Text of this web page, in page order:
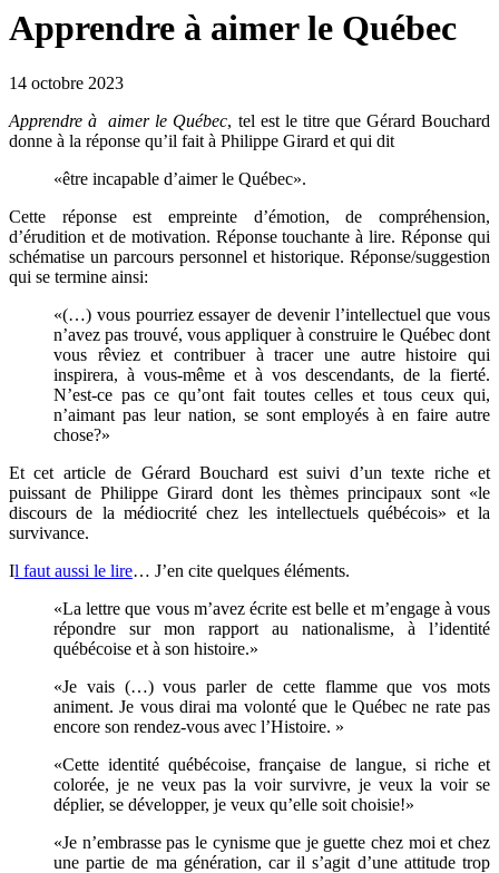
Apprendre à aimer le Québec
14 octobre 2023
Apprendre à aimer le Québec, tel est le titre que Gérard Bouchard
donne à la réponse qu’il fait à Philippe Girard et qui dit
«être incapable d’aimer le Québec».
Cette réponse est empreinte d’émotion, de compréhension,
d’érudition et de motivation. Réponse touchante à lire. Réponse qui
schématise un parcours personnel et historique. Réponse/suggestion
qui se termine ainsi:
«(…) vous pourriez essayer de devenir l’intellectuel que vous
n’avez pas trouvé, vous appliquer à construire le Québec dont
vous rêviez et contribuer à tracer une autre histoire qui
inspirera, à vous-même et à vos descendants, de la fierté.
N’est-ce pas ce qu’ont fait toutes celles et tous ceux qui,
n’aimant pas leur nation, se sont employés à en faire autre
chose?»
Et cet article de Gérard Bouchard est suivi d’un texte riche et
puissant de Philippe Girard dont les thèmes principaux sont «le
discours de la médiocrité chez les intellectuels québécois» et la
survivance.
Il faut aussi le lire… J’en cite quelques éléments.
«La lettre que vous m’avez écrite est belle et m’engage à vous
répondre sur mon rapport au nationalisme, à l’identité
québécoise et à son histoire.»
«Je vais (…) vous parler de cette flamme que vos mots
animent. Je vous dirai ma volonté que le Québec ne rate pas
encore son rendez-vous avec l’Histoire. »
«Cette identité québécoise, française de langue, si riche et
colorée, je ne veux pas la voir survivre, je veux la voir se
déplier, se développer, je veux qu’elle soit choisie!»
«Je n’embrasse pas le cynisme que je guette chez moi et chez
une partie de ma génération, car il s’agit d’une attitude trop